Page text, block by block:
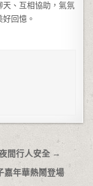
天、互相協助，氣氛
回憶。
間行人安全 →
嘉年華熱鬧登場